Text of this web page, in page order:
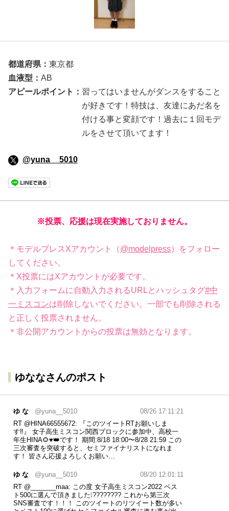
都道府県： 東京都
血液型： AB
アピールポイント： 習ってはいませんがダンスをすること
が好きです！特技は、友達にあだ名を
付ける事と変顔です！過去に１回モデ
ルをさせて頂いてます！
@yuna__5010
※投票、応援は現在実施しておりません。
＊モデルプレスXアカウント（@modelpress）をフォロー
してください。
＊X投票にはXアカウントが必要です。
＊入力フォームに自動入力されるURLとハッシュタグ#中
一ミスコンは削除しないでください。一部でも削除される
と正しく投票されません。
＊非公開アカウントからの投票は無効となります。
ゆななさんのポスト
ゆ な @yuna__5010
08/26 17:11:21
RT @HINA66555672: 『このツイートRTお願いしま
す‼️』 女子高生ミスコン関西ブロックに参加中、高校一
年生HINA🌻♥️👑です！ 期間:8/18 18:00〜8/28 21:59 この
三次審査を突破すると、セミファイナリストになれま
す！ 皆さん応援よろしくお願い…
ゆ な @yuna__5010
08/20 12:01:11
RT @_______maa: この度 女子高生ミスコン2022 ベス
ト500に選んで頂きました❕???????? これから第三次
SNS審査です！！！ このツイートのリツイート数が多い